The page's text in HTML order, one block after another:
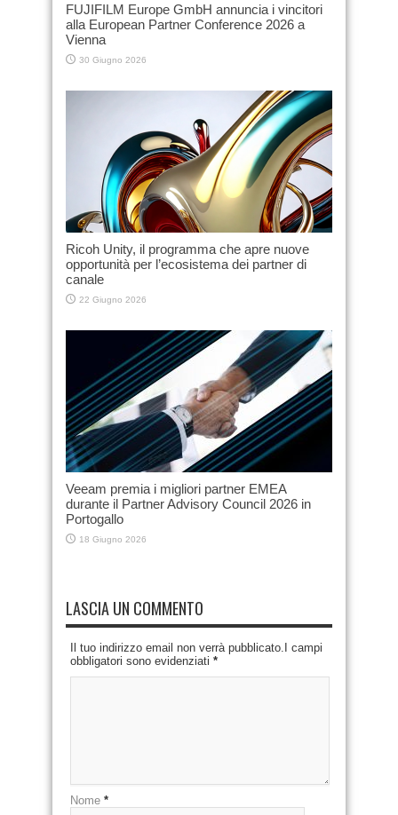
FUJIFILM Europe GmbH annuncia i vincitori
alla European Partner Conference 2026 a
Vienna
30 Giugno 2026
Ricoh Unity, il programma che apre nuove
opportunità per l’ecosistema dei partner di
canale
22 Giugno 2026
Veeam premia i migliori partner EMEA
durante il Partner Advisory Council 2026 in
Portogallo
18 Giugno 2026
LASCIA UN COMMENTO
Il tuo indirizzo email non verrà pubblicato.I campi
obbligatori sono evidenziati *
Nome *